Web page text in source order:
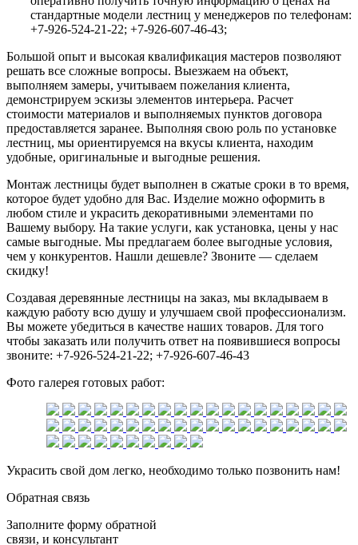
стандартные модели лестниц у менеджеров по телефонам:
+7-926-524-21-22; +7-926-607-46-43;
Большой опыт и высокая квалификация мастеров позволяют
решать все сложные вопросы. Выезжаем на объект,
выполняем замеры, учитываем пожелания клиента,
демонстрируем эскизы элементов интерьера. Расчет
стоимости материалов и выполняемых пунктов договора
предоставляется заранее. Выполняя свою роль по установке
лестниц, мы ориентируемся на вкусы клиента, находим
удобные, оригинальные и выгодные решения.
Монтаж лестницы будет выполнен в сжатые сроки в то время,
которое будет удобно для Вас. Изделие можно оформить в
любом стиле и украсить декоративными элементами по
Вашему выбору. На такие услуги, как установка, цены у нас
самые выгодные. Мы предлагаем более выгодные условия,
чем у конкурентов. Нашли дешевле? Звоните — сделаем
скидку!
Создавая деревянные лестницы на заказ, мы вкладываем в
каждую работу всю душу и улучшаем свой профессионализм.
Вы можете убедиться в качестве наших товаров. Для того
чтобы заказать или получить ответ на появившиеся вопросы
звоните: +7-926-524-21-22; +7-926-607-46-43
Фото галерея готовых работ:
Украсить свой дом легко, необходимо только позвонить нам!
Обратная связь
Заполните форму обратной
связи, и консультант